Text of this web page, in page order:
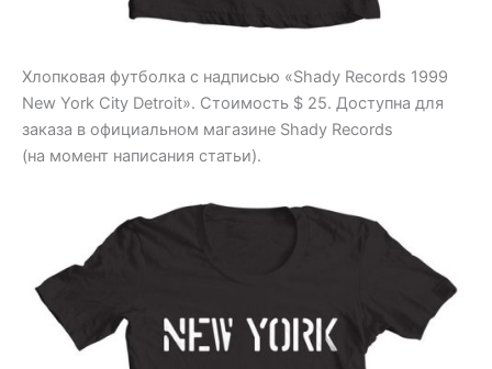
Хлопковая футболка с надписью «Shady Records 1999
New York City Detroit». Стоимость $ 25. Доступна для
заказа в официальном магазине Shady Records
(на момент написания статьи).